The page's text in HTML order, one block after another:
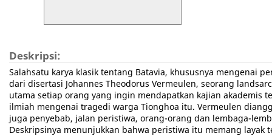
Deskripsi:
Salahsatu karya klasik tentang Batavia, khususnya mengenai
dari disertasi Johannes Theodorus Vermeulen, seorang
utama setiap orang yang ingin mendapatkan kajian akademis
ilmiah mengenai tragedi warga Tionghoa itu. Vermeulen
juga penyebab, jalan peristiwa, orang-orang dan lembaga-
Deskripsinya menunjukkan bahwa peristiwa itu memang